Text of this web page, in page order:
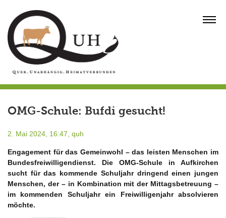
content
OMG-Schule: Bufdi gesucht!
2. Mai 2024, 16:47, quh
Engagement für das Gemeinwohl – das leisten Menschen im
Bundesfreiwilligendienst. Die OMG-Schule in Aufkirchen
sucht für das kommende Schuljahr dringend einen jungen
Menschen, der – in Kombination mit der Mittagsbetreuung –
im kommenden Schuljahr ein Freiwilligenjahr absolvieren
möchte.